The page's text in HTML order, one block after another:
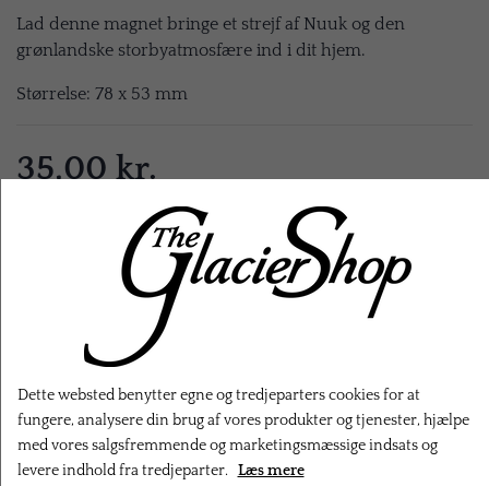
Lad denne magnet bringe et strejf af Nuuk og den
grønlandske storbyatmosfære ind i dit hjem.
Størrelse: 78 x 53 mm
35,00 kr.
LÆG I KURV
Dette websted benytter egne og tredjeparters cookies for at
fungere, analysere din brug af vores produkter og tjenester, hjælpe
med vores salgsfremmende og marketingsmæssige indsats og
levere indhold fra tredjeparter. Læs mere